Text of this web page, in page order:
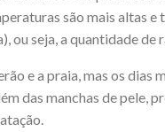
são mais altas
ou seja, a quantidade de
e a praia, mas os dias
das manchas de pele,